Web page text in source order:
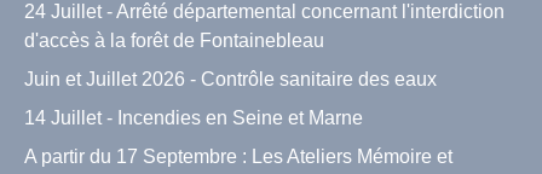
24 Juillet - Arrêté départemental concernant l'interdiction
d'accès à la forêt de Fontainebleau
Juin et Juillet 2026 - Contrôle sanitaire des eaux
14 Juillet - Incendies en Seine et Marne
A partir du 17 Septembre : Les Ateliers Mémoire et